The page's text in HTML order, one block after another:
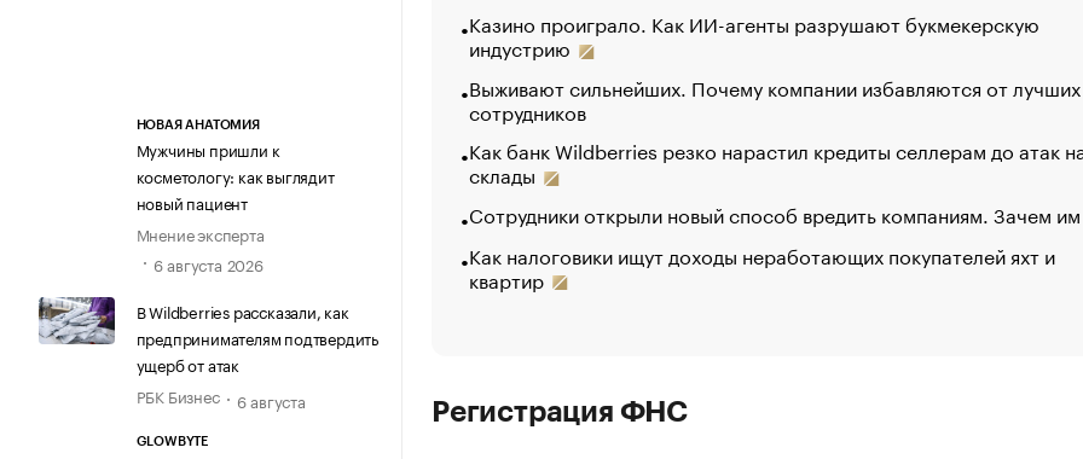
НОВАЯ АНАТОМИЯ
Мужчины пришли к
косметологу: как выглядит
новый пациент
Мнение эксперта
6 августа 2026
В Wildberries рассказали, как
предпринимателям подтвердить
ущерб от атак
РБК Бизнес
6 августа
GLOWBYTE
Казино проиграло. Как ИИ-агенты разрушают букмекерскую
индустрию
Выживают сильнейших. Почему компании избавляются от лучших
сотрудников
Как банк Wildberries резко нарастил кредиты селлерам до атак
склады
Сотрудники открыли новый способ вредить компаниям. Зачем
Как налоговики ищут доходы неработающих покупателей яхт и
квартир
Регистрация ФНС